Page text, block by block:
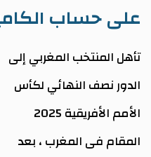
على حساب
تأهل المنتخب المغربي إلى
الدور نصف النهائي لكأس
الأمم الأفريقية 2025
المقام فى المغرب ، بعد